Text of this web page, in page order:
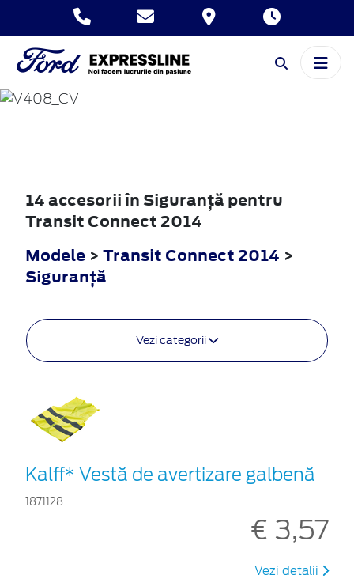
TRANSIT
CONNECT
14 accesorii în Siguranţă pentru
Transit Connect 2014
Modele > Transit Connect 2014 >
Siguranţă
Vezi categorii
Kalff* Vestă de avertizare galbenă
1871128
€ 3,57
Vezi detalii